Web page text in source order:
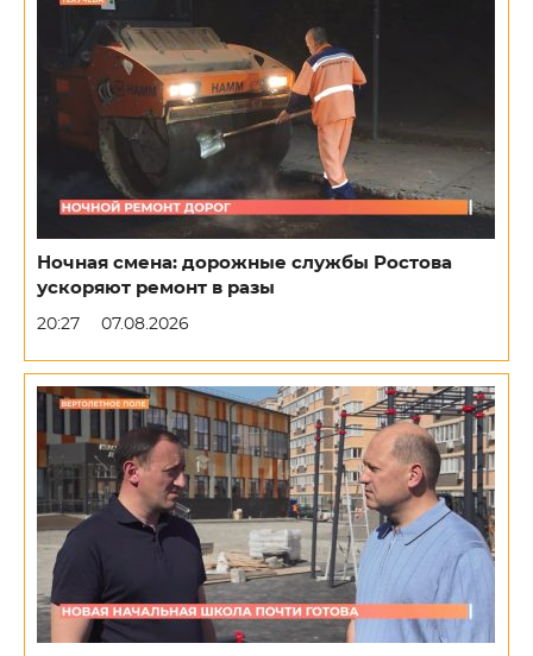
Ночная смена: дорожные службы Ростова
ускоряют ремонт в разы
20:27 07.08.2026